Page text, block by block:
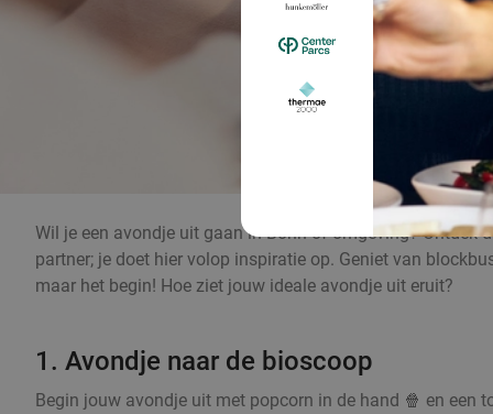
Wil je een avondje uit gaan in Bonn of omgeving? Ontdek
partner; je doet hier volop inspiratie op. Geniet van
maar het begin! Hoe ziet jouw ideale avondje uit eruit?
1. Avondje naar de bioscoop
Begin jouw avondje uit met popcorn in de hand 🍿 en